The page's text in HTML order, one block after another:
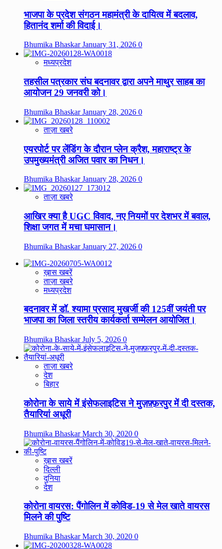
भाजपा के प्रदेश संगठन महामंत्री के दायित्व में बदलाव,
हितानंद शर्मा की विदाई।
Bhumika BhaskarJanuary 31, 2026 0
मध्यप्रदेश
तहसील पत्रकार संघ बदनावर द्वारा अपने माथुर साहब का
आयोजन 29 जनवरी को।
Bhumika BhaskarJanuary 28, 2026 0
ताज़ा खबरे
एयरपोर्ट पर लेंडिंग के दौरान प्लेन क्रैश, महाराष्ट्र के
उपमुख्यमंत्री अजित पवार का निधन।
Bhumika BhaskarJanuary 28, 2026 0
ताज़ा खबरे
आखिर क्या है UGC विवाद, नए नियमों पर देशभर में बवाल,
शिक्षा जगत में मचा घमासान।
Bhumika BhaskarJanuary 27, 2026 0
ख़ास खबरें
ताज़ा खबरे
मध्यप्रदेश
बदनावर में डॉ. श्यामा प्रसाद मुखर्जी की 125वीं जयंती पर
भाजपा का जिला स्तरीय कार्यकर्ता सम्मेलन आयोजित।
Bhumika BhaskarJuly 5, 2026 0
ताज़ा खबरे
देश
बिहार
कोरोना के साये में इंसेफलाइटिस ने मुज़फ़्फ़रपुर में दी दस्तक,
तैयारियां अधूरी
Bhumika BhaskarMarch 30, 2020 0
ख़ास खबरें
दिल्ली
दुनिया
देश
कोरोना वायरस: पैंगोलिन में कोविड-19 से मेल खाते वायरस
मिलने की पुष्टि
Bhumika BhaskarMarch 30, 2020 0